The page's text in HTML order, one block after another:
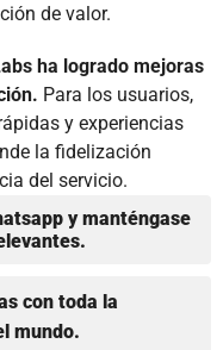
de valor.
ha logrado mejoras
Para los usuarios,
y experiencias
la fidelización
del servicio.
y manténgase
con toda la
mundo.